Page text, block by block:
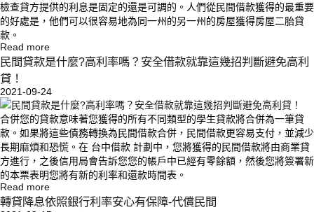
檢查貸方提供的利息是固定的還是可調的。人們從民間借款獲得的最重要
的好處是，他們可以很容易地為同一州的另一州的房屋獲得房屋二胎貸
款。
Read more
民間貸款是什麼?高利率嗎？安全借款就靠這幾招判斷避免高利
貸！
2021-09-24
合併您的貸款意味著您獲得的所有不同類型的學生貸款將合併為一筆貸
款。如果將這些債務轉換為民間借款合併，民間借款更容易支付，並減少
長期麻煩和恐慌。在 台中借款 計劃中，您將獲得的民間借款將由商業貸
方進行，之後信用局會告訴您您的帳戶中已經有零餘額，然後您將簽署新
的本票表明您將有新的利率和還款時間表。
Read more
轉貸降息依照銀行利率安心有保障-代償民間